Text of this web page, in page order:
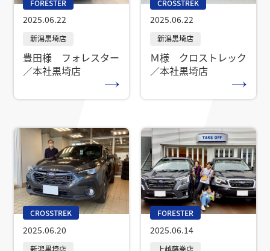
FORESTER
2025.06.22
豊田様 フォレスター
／本社黒埼店
CROSSTREK
2025.06.22
Ｍ様 クロストレック
／本社黒埼店
CROSSTREK
2025.06.20
FORESTER
2025.06.14